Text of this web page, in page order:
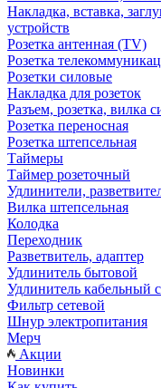
Накладка, вставка,
устройств
Розетка антенная (TV)
Розетка
Розетки силовые
Накладка для розеток
Разъем, розетка, вилка
Розетка переносная
Розетка штепсельная
Таймеры
Таймер розеточный
Удлинители,
Вилка штепсельная
Колодка
Переходник
Разветвитель, адаптер
Удлинитель бытовой
Удлинитель кабельный
Фильтр сетевой
Шнур электропитания
Мерч
Акции
Новинки